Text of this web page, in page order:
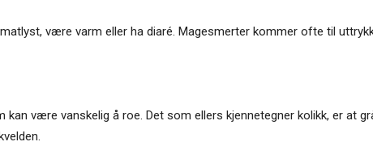
være varm eller ha diaré. Magesmerter kommer ofte til
kan være vanskelig å roe. Det som ellers kjennetegner kolikk, er at